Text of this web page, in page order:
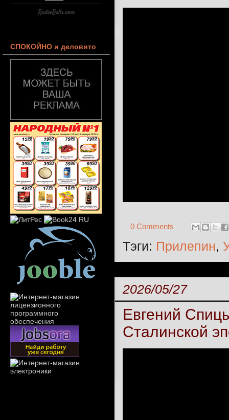
0 Comments
Тэги: Прилепин,
2026/05/27
Евгений
Сталинской
СПОКОЙНО и деловито